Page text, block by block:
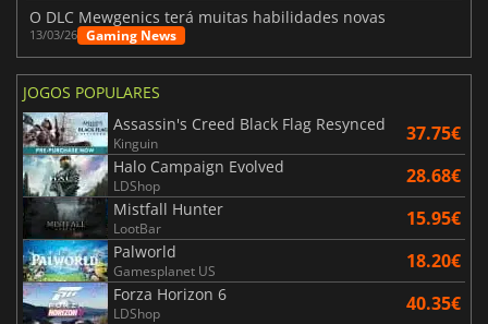
O DLC Mewgenics terá muitas habilidades novas
13/03/26 Gaming News
JOGOS POPULARES
Assassin's Creed Black Flag Resynced
Kinguin 37.75€
Halo Campaign Evolved
LDShop 28.68€
Mistfall Hunter
LootBar 15.95€
Palworld
Gamesplanet US 18.20€
Forza Horizon 6
LDShop 40.35€